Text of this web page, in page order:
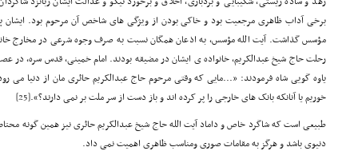
برخی آداب ظاهری مرجعیت بود و خاکی بودن از ویژگی های شاخص آن مرحوم بود. ایشان
مؤسس گذاشت. آیت الله مؤسس، به اذعان همگان نسبت به صرف وجوه شرعی در مخارج
یاوه گویی شاه فرمودند: «...مایی که وقتی مرحوم حاج عبدالکریم حائری مان از دنیا می
خوریم یا آنانکه بانک های خارجی را پر کرده اند و باز دست از سر ملت بر نمی دارند؟».[25]
طبیعی است که شاگرد خاص و داماد آیت الله حاج شیخ عبدالکریم حائری نیز همین گونه
دنیوی باشد و هرگز به مقامات صوری ومناسب ظاهری اهمیت نمی داد.